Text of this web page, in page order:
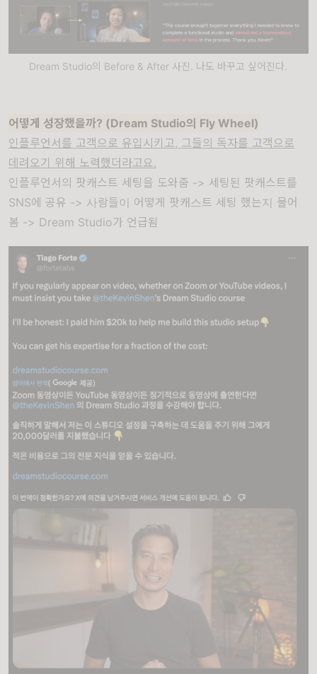
Dream Studio의 Before & After 사진. 나도 바꾸고 싶어진다.
어떻게 성장했을까? (Dream Studio의 Fly Wheel)
인플루언서를 고객으로 유입시키고, 그들의 독자를 고객으로
데려오기 위해 노력했더라고요.
인플루언서의 팟캐스트 세팅을 도와줌 -> 세팅된 팟캐스트를
SNS에 공유 -> 사람들이 어떻게 팟캐스트 세팅 했는지 물어
봄 -> Dream Studio가 언급됨